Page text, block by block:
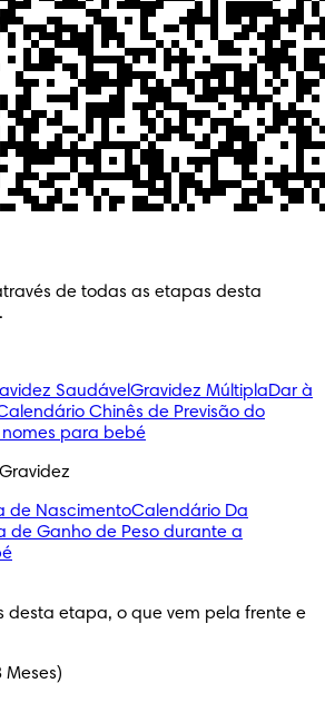
de todas as etapas desta
SaudávelGravidez MúltiplaDar à
Chinês de Previsão do
nomes para bebé
de NascimentoCalendário Da
de Ganho de Peso durante a
desta etapa, o que vem pela frente e